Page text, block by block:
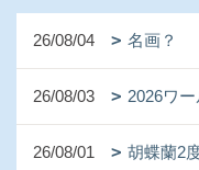
26/08/04 名画？
26/08/03 2026ワ
26/08/01 胡蝶蘭2